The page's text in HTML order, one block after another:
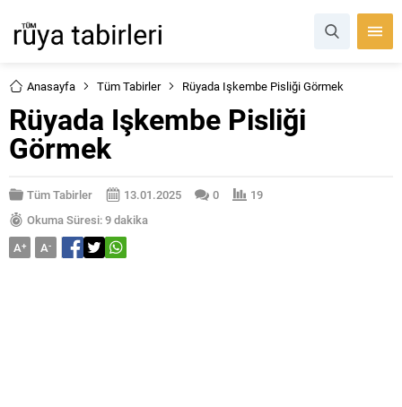
Anasayfa Tüm Tabirler Rüyada Işkembe Pisliği Görmek
Rüyada Işkembe Pisliği
Görmek
Tüm Tabirler 13.01.2025 0
19
Okuma Süresi: 9 dakika
A+ A-